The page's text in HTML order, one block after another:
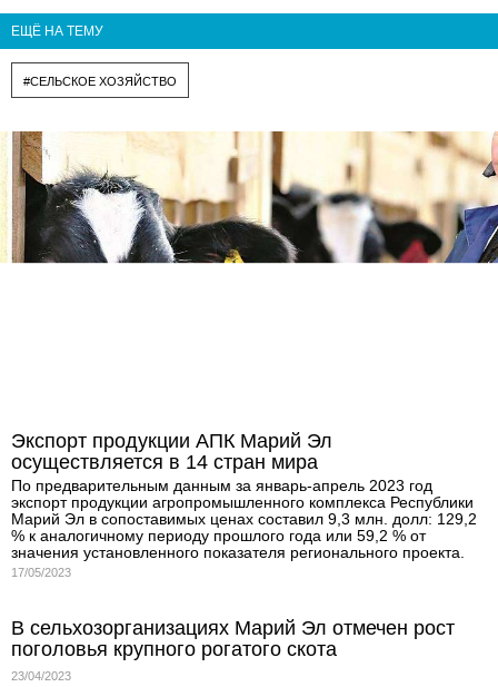
ЕЩЁ НА ТЕМУ
#СЕЛЬСКОЕ ХОЗЯЙСТВО
Экспорт продукции АПК Марий Эл
осуществляется в 14 стран мира
По предварительным данным за январь-апрель 2023 год
экспорт продукции агропромышленного комплекса Республики
Марий Эл в сопоставимых ценах составил 9,3 млн. долл: 129,2
% к аналогичному периоду прошлого года или 59,2 % от
значения установленного показателя регионального проекта.
17/05/2023
В сельхозорганизациях Марий Эл отмечен рост
поголовья крупного рогатого скота
23/04/2023